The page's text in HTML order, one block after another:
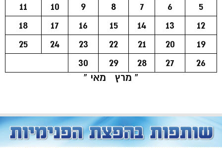
5
6
7
8
9
10
11
12
13
14
15
16
17
18
19
20
21
22
23
24
25
26
27
28
29
30
« מרץ
מאי »